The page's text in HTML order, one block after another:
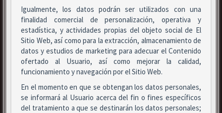
Igualmente, los datos podrán ser utilizados con una
finalidad comercial de personalización, operativa y
estadística, y actividades propias del objeto social de El
Sitio Web, así como para la extracción, almacenamiento de
datos y estudios de marketing para adecuar el Contenido
ofertado al Usuario, así como mejorar la calidad,
funcionamiento y navegación por el Sitio Web.
En el momento en que se obtengan los datos personales,
se informará al Usuario acerca del fin o fines específicos
del tratamiento a que se destinarán los datos personales;